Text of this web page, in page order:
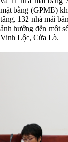
mặt bằng (GPMB)
tầng, 132 nhà mái
ảnh hưởng đến một
Vinh Lộc, Cửa Lò.